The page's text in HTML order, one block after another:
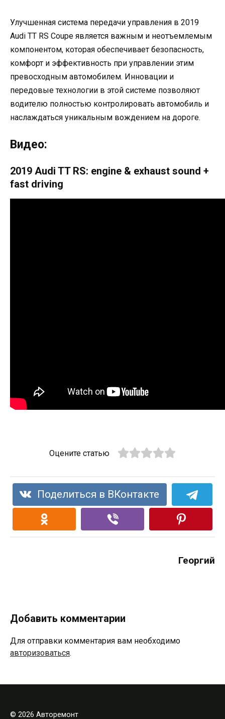
Улучшенная система передачи управления в 2019
Audi TT RS Coupe является важным и неотъемлемым
компонентом, которая обеспечивает безопасность,
комфорт и эффективность при управлении этим
превосходным автомобилем. Инновации и
передовые технологии в этой системе позволяют
водителю полностью контролировать автомобиль и
наслаждаться уникальным вождением на дороге.
Видео:
2019 Audi TT RS: engine & exhaust sound +
fast driving
Оцените статью
Поделиться в ВКонтакте
Георгий
Добавить комментарии
Для отправки комментария вам необходимо
авторизоваться.
© 2026 Авторемонт